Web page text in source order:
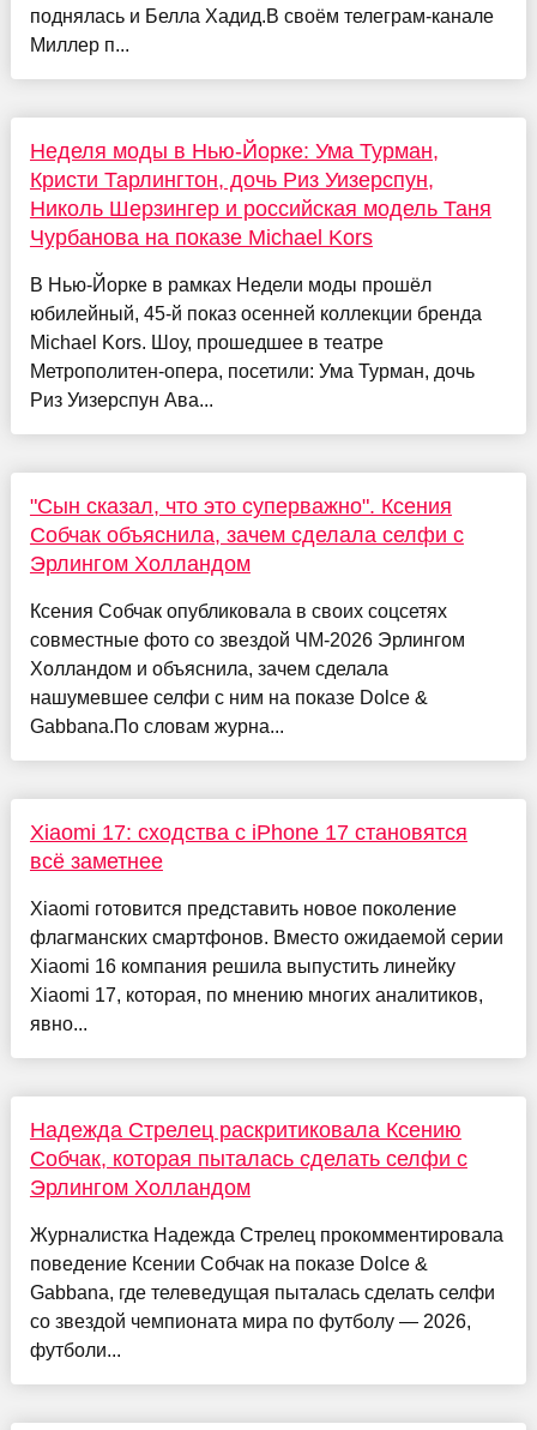
поднялась и Белла Хадид.В своём телеграм-канале
Миллер п...
Неделя моды в Нью-Йорке: Ума Турман,
Кристи Тарлингтон, дочь Риз Уизерспун,
Николь Шерзингер и российская модель Таня
Чурбанова на показе Michael Kors
В Нью-Йорке в рамках Недели моды прошёл
юбилейный, 45-й показ осенней коллекции бренда
Michael Kors. Шоу, прошедшее в театре
Метрополитен-опера, посетили: Ума Турман, дочь
Риз Уизерспун Ава...
"Сын сказал, что это суперважно". Ксения
Собчак объяснила, зачем сделала селфи с
Эрлингом Холландом
Ксения Собчак опубликовала в своих соцсетях
совместные фото со звездой ЧМ-2026 Эрлингом
Холландом и объяснила, зачем сделала
нашумевшее селфи с ним на показе Dolce &
Gabbana.По словам журна...
Xiaomi 17: сходства с iPhone 17 становятся
всё заметнее
Xiaomi готовится представить новое поколение
флагманских смартфонов. Вместо ожидаемой серии
Xiaomi 16 компания решила выпустить линейку
Xiaomi 17, которая, по мнению многих аналитиков,
явно...
Надежда Стрелец раскритиковала Ксению
Собчак, которая пыталась сделать селфи с
Эрлингом Холландом
Журналистка Надежда Стрелец прокомментировала
поведение Ксении Собчак на показе Dolce &
Gabbana, где телеведущая пыталась сделать селфи
со звездой чемпионата мира по футболу — 2026,
футболи...